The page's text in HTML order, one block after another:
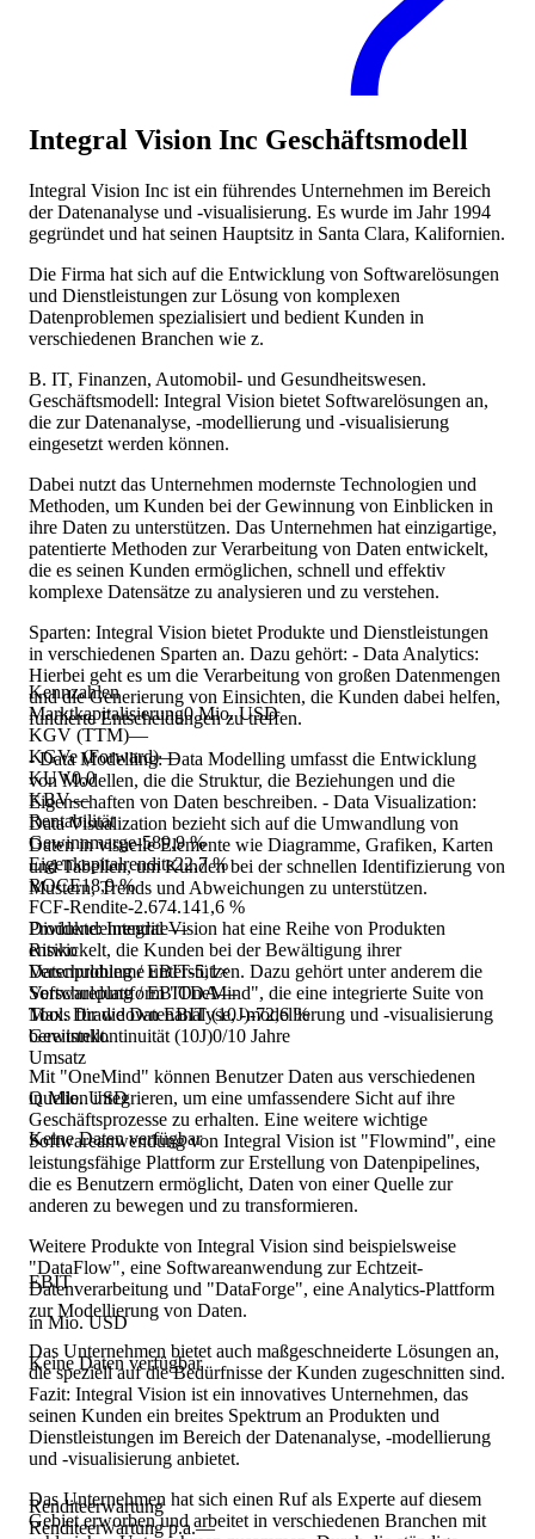
Kennzahlen
Marktkapitalisierung0 Mio. USD
KGV (TTM)—
KGVe (Forward)—
KUV0,0
KBV—
Rentabilität
Gewinnmarge-589,9 %
Eigenkapitalrendite22,7 %
ROCE18,9 %
FCF-Rendite-2.674.141,6 %
Dividendenrendite—
Risiko
Verschuldung / EBIT-5,1×
Verschuldung / EBITDA—
Max. Drawdown EBIT (10J)-72,6 %
Gewinnkontinuität (10J)0/10 Jahre
Umsatz
in Mio. USD
Keine Daten verfügbar
EBIT
in Mio. USD
Keine Daten verfügbar
Renditeerwartung
Renditeerwartung p.a.—
Integral Vision Inc Geschäftsmodell
Integral Vision Inc ist ein führendes Unternehmen im Bereich
der Datenanalyse und -visualisierung. Es wurde im Jahr 1994
gegründet und hat seinen Hauptsitz in Santa Clara, Kalifornien.
Die Firma hat sich auf die Entwicklung von Softwarelösungen
und Dienstleistungen zur Lösung von komplexen
Datenproblemen spezialisiert und bedient Kunden in
verschiedenen Branchen wie z.
B. IT, Finanzen, Automobil- und Gesundheitswesen.
Geschäftsmodell: Integral Vision bietet Softwarelösungen an,
die zur Datenanalyse, -modellierung und -visualisierung
eingesetzt werden können.
Dabei nutzt das Unternehmen modernste Technologien und
Methoden, um Kunden bei der Gewinnung von Einblicken in
ihre Daten zu unterstützen. Das Unternehmen hat einzigartige,
patentierte Methoden zur Verarbeitung von Daten entwickelt,
die es seinen Kunden ermöglichen, schnell und effektiv
komplexe Datensätze zu analysieren und zu verstehen.
Sparten: Integral Vision bietet Produkte und Dienstleistungen
in verschiedenen Sparten an. Dazu gehört: - Data Analytics:
Hierbei geht es um die Verarbeitung von großen Datenmengen
und die Generierung von Einsichten, die Kunden dabei helfen,
fundierte Entscheidungen zu treffen.
- Data Modelling: Data Modelling umfasst die Entwicklung
von Modellen, die die Struktur, die Beziehungen und die
Eigenschaften von Daten beschreiben. - Data Visualization:
Data Visualization bezieht sich auf die Umwandlung von
Daten in visuelle Elemente wie Diagramme, Grafiken, Karten
und Tabellen, um Kunden bei der schnellen Identifizierung von
Mustern, Trends und Abweichungen zu unterstützen.
Produkte: Integral Vision hat eine Reihe von Produkten
entwickelt, die Kunden bei der Bewältigung ihrer
Datenprobleme unterstützen. Dazu gehört unter anderem die
Softwareplattform "OneMind", die eine integrierte Suite von
Tools für die Datenanalyse, -modellierung und -visualisierung
bereitstellt.
Mit "OneMind" können Benutzer Daten aus verschiedenen
Quellen integrieren, um eine umfassendere Sicht auf ihre
Geschäftsprozesse zu erhalten. Eine weitere wichtige
Softwareanwendung von Integral Vision ist "Flowmind", eine
leistungsfähige Plattform zur Erstellung von Datenpipelines,
die es Benutzern ermöglicht, Daten von einer Quelle zur
anderen zu bewegen und zu transformieren.
Weitere Produkte von Integral Vision sind beispielsweise
"DataFlow", eine Softwareanwendung zur Echtzeit-
Datenverarbeitung und "DataForge", eine Analytics-Plattform
zur Modellierung von Daten.
Das Unternehmen bietet auch maßgeschneiderte Lösungen an,
die speziell auf die Bedürfnisse der Kunden zugeschnitten sind.
Fazit: Integral Vision ist ein innovatives Unternehmen, das
seinen Kunden ein breites Spektrum an Produkten und
Dienstleistungen im Bereich der Datenanalyse, -modellierung
und -visualisierung anbietet.
Das Unternehmen hat sich einen Ruf als Experte auf diesem
Gebiet erworben und arbeitet in verschiedenen Branchen mit